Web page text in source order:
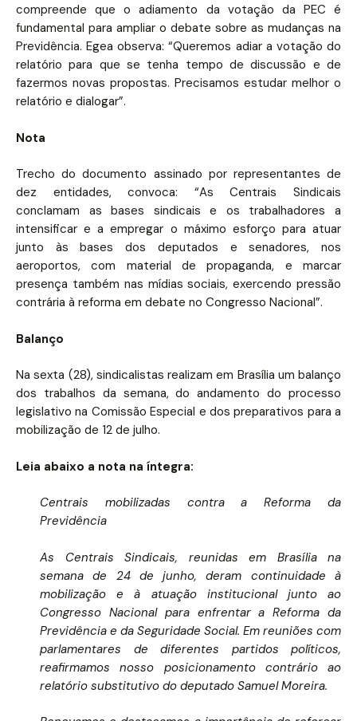
compreende que o adiamento da votação da PEC é
fundamental para ampliar o debate sobre as mudanças na
Previdência. Egea observa: “Queremos adiar a votação do
relatório para que se tenha tempo de discussão e de
fazermos novas propostas. Precisamos estudar melhor o
relatório e dialogar”.
Nota
Trecho do documento assinado por representantes de
dez entidades, convoca: “As Centrais Sindicais
conclamam as bases sindicais e os trabalhadores a
intensificar e a empregar o máximo esforço para atuar
junto às bases dos deputados e senadores, nos
aeroportos, com material de propaganda, e marcar
presença também nas mídias sociais, exercendo pressão
contrária à reforma em debate no Congresso Nacional”.
Balanço
Na sexta (28), sindicalistas realizam em Brasília um balanço
dos trabalhos da semana, do andamento do processo
legislativo na Comissão Especial e dos preparativos para a
mobilização de 12 de julho.
Leia abaixo a nota na íntegra:
Centrais mobilizadas contra a Reforma da
Previdência
As Centrais Sindicais, reunidas em Brasília na
semana de 24 de junho, deram continuidade à
mobilização e à atuação institucional junto ao
Congresso Nacional para enfrentar a Reforma da
Previdência e da Seguridade Social. Em reuniões com
parlamentares de diferentes partidos políticos,
reafirmamos nosso posicionamento contrário ao
relatório substitutivo do deputado Samuel Moreira.